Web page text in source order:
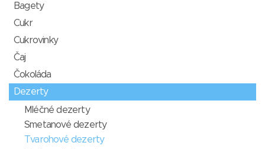
Bagety
Cukr
Cukrovinky
Čaj
Čokoláda
Dezerty
Mléčné dezerty
Smetanové dezerty
Tvarohové dezerty